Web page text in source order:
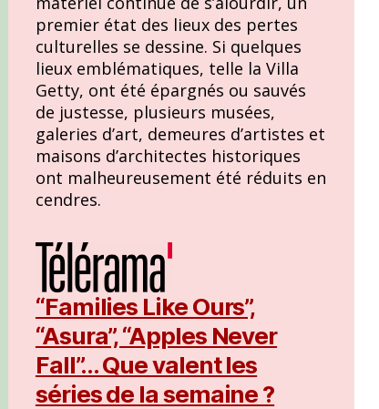
premier état des lieux des pertes
culturelles se dessine. Si quelques
lieux emblématiques, telle la Villa
Getty, ont été épargnés ou sauvés
de justesse, plusieurs musées,
galeries d’art, demeures d’artistes et
maisons d’architectes historiques
ont malheureusement été réduits en
cendres.
“Families Like Ours”,
“Asura”, “Apples Never
Fall”… Que valent les
séries de la semaine ?